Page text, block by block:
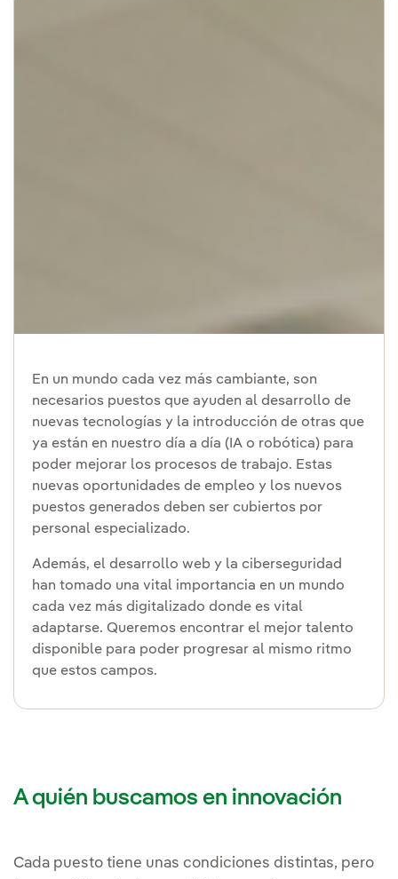
En un mundo cada vez más cambiante, son
necesarios puestos que ayuden al desarrollo de
nuevas tecnologías y la introducción de otras que
ya están en nuestro día a día (IA o robótica) para
poder mejorar los procesos de trabajo. Estas
nuevas oportunidades de empleo y los nuevos
puestos generados deben ser cubiertos por
personal especializado.
Además, el desarrollo web y la ciberseguridad
han tomado una vital importancia en un mundo
cada vez más digitalizado donde es vital
adaptarse. Queremos encontrar el mejor talento
disponible para poder progresar al mismo ritmo
que estos campos.
A quién buscamos en innovación
Cada puesto tiene unas condiciones distintas, pero